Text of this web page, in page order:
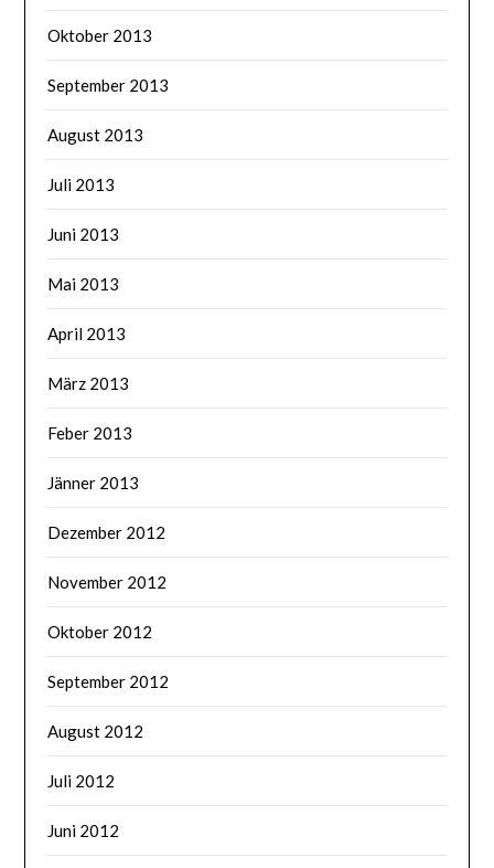
Oktober 2013
September 2013
August 2013
Juli 2013
Juni 2013
Mai 2013
April 2013
März 2013
Feber 2013
Jänner 2013
Dezember 2012
November 2012
Oktober 2012
September 2012
August 2012
Juli 2012
Juni 2012